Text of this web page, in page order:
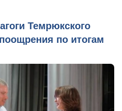
Темрюкского
по итогам